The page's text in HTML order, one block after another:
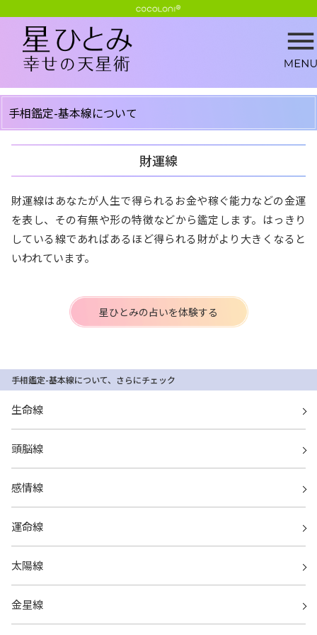
手相鑑定-基本線について
財運線
財運線はあなたが人生で得られるお金や稼ぐ能力などの金運
を表し、その有無や形の特徴などから鑑定します。はっきり
している線であればあるほど得られる財がより大きくなると
いわれています。
星ひとみの占いを体験する
手相鑑定-基本線について、さらにチェック
生命線
頭脳線
感情線
運命線
太陽線
金星線